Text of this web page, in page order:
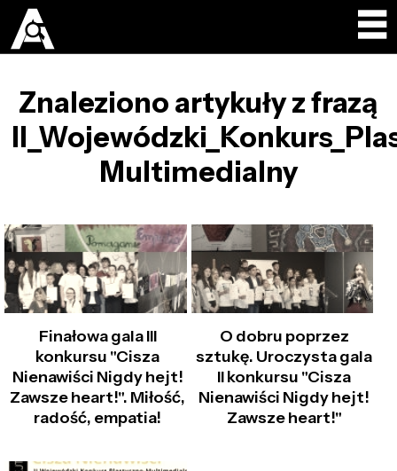
Znaleziono artykuły z frazą
Multimedialny
Finałowa gala III
konkursu "Cisza
Nienawiści Nigdy hejt!
Zawsze heart!". Miłość,
radość, empatia!
O dobru poprzez
sztukę. Uroczysta gala
II konkursu "Cisza
Nienawiści Nigdy hejt!
Zawsze heart!"